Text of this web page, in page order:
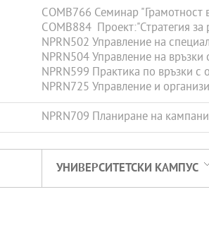
COMB766 Семинар "Грамотност
COMB884 Проект:"Стратегия за
NPRN502 Управление на
NPRN504 Управление на връзки
NPRN599 Практика по връзки с
NPRN725 Управление и
NPRN709 Планиране на
УНИВЕРСИТЕТСКИ КАМПУС